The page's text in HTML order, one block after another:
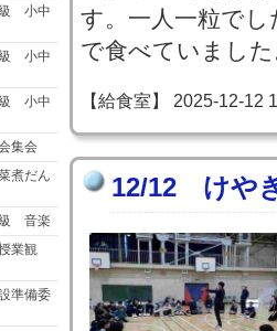
小中
小中
小中
集会
煮だん
音楽
業観
準備委
す。一人一粒で
で食べていまし
【給食室】 2025-12-12
12/12 けや